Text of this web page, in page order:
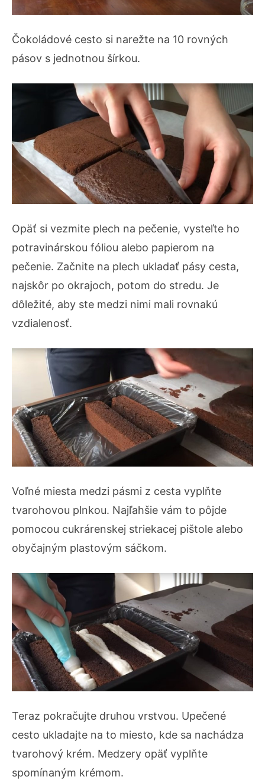
Čokoládové cesto si narežte na 10 rovných
pásov s jednotnou šírkou.
Opäť si vezmite plech na pečenie, vysteľte ho
potravinárskou fóliou alebo papierom na
pečenie. Začnite na plech ukladať pásy cesta,
najskôr po okrajoch, potom do stredu. Je
dôležité, aby ste medzi nimi mali rovnakú
vzdialenosť.
Voľné miesta medzi pásmi z cesta vyplňte
tvarohovou plnkou. Najľahšie vám to pôjde
pomocou cukrárenskej striekacej pištole alebo
obyčajným plastovým sáčkom.
Teraz pokračujte druhou vrstvou. Upečené
cesto ukladajte na to miesto, kde sa nachádza
tvarohový krém. Medzery opäť vyplňte
spomínaným krémom.